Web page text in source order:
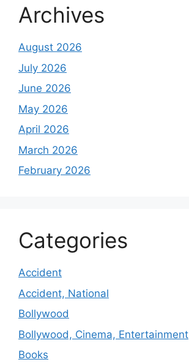
Archives
August 2026
July 2026
June 2026
May 2026
April 2026
March 2026
February 2026
Categories
Accident
Accident, National
Bollywood
Bollywood, Cinema, Entertainment
Books